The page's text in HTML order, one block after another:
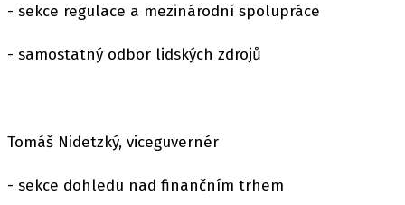
- sekce regulace a mezinárodní spolupráce
- samostatný odbor lidských zdrojů
Tomáš Nidetzký, viceguvernér
- sekce dohledu nad finančním trhem